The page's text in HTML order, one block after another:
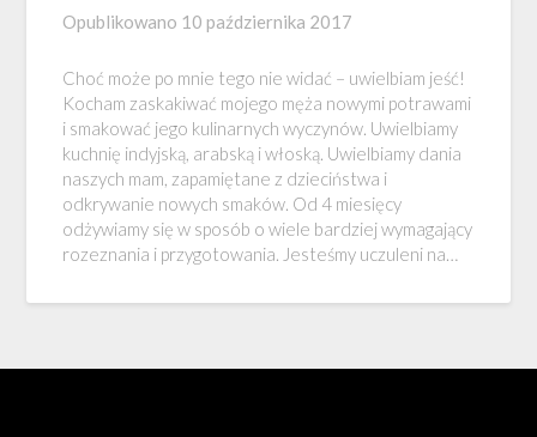
Opublikowano 10 października 2017
Choć może po mnie tego nie widać – uwielbiam jeść!
Kocham zaskakiwać mojego męża nowymi potrawami
i smakować jego kulinarnych wyczynów. Uwielbiamy
kuchnię indyjską, arabską i włoską. Uwielbiamy dania
naszych mam, zapamiętane z dzieciństwa i
odkrywanie nowych smaków. Od 4 miesięcy
odżywiamy się w sposób o wiele bardziej wymagający
rozeznania i przygotowania. Jesteśmy uczuleni na…